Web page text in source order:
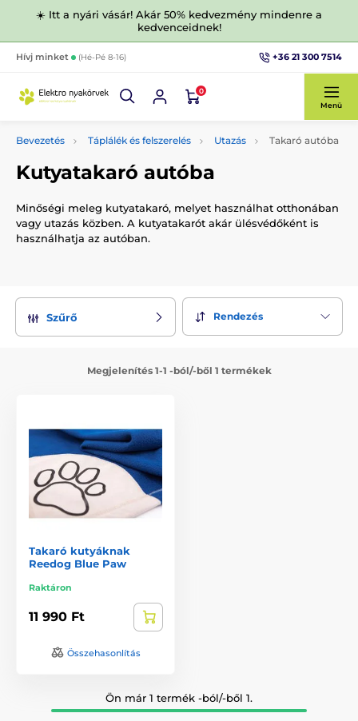
☀️ Itt a nyári vásár! Akár 50% kedvezmény mindenre a
kedvenceidnek!
Hívj minket (Hé-Pé 8-16) +36 21 300 7514
0
Menü
Bevezetés Táplálék és felszerelés Utazás Takaró autóba
Kutyatakaró autóba
Minőségi meleg kutyatakaró, melyet használhat otthonában
vagy utazás közben. A kutyatakarót akár ülésvédőként is
használhatja az autóban.
Szűrő Rendezés
Megjelenítés 1-1 -ból/-ből 1 termékek
Takaró kutyáknak
Reedog Blue Paw
Raktáron
11 990 Ft
Összehasonlítás
Ön már 1 termék -ból/-ből 1.